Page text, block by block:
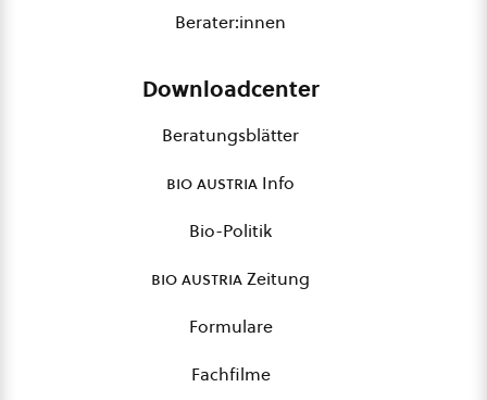
Berater:innen
Downloadcenter
Beratungsblätter
bio austria Info
Bio-Politik
bio austriaZeitung
Formulare
Fachfilme